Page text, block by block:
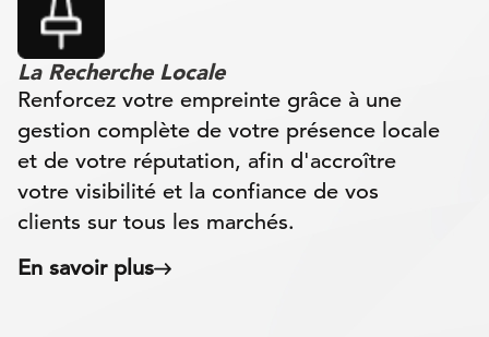
La Recherche Locale
Renforcez votre empreinte grâce à une
gestion complète de votre présence locale
et de votre réputation, afin d'accroître
votre visibilité et la confiance de vos
clients sur tous les marchés.
En savoir plus